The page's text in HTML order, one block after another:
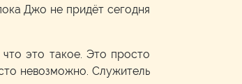
Джо не придёт сегодня
это такое. Это просто
невозможно. Служитель